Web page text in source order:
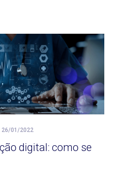
26/01/2022
digital: como se